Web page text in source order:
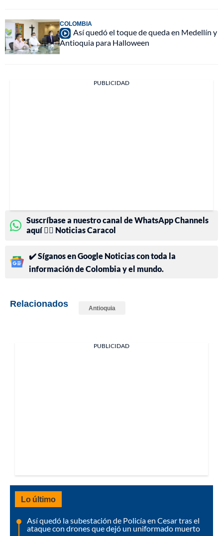
COLOMBIA
Así quedó el toque de queda en Medellín y
Antioquia para Halloween
PUBLICIDAD
Suscríbase a nuestro canal de WhatsApp Channels
aquí 👉🏻 Noticias Caracol
✔️ Síganos en Google Noticias con toda la
información de Colombia y el mundo.
Relacionados Antioquia
PUBLICIDAD
Lo último
Así quedó la subestación de Policía en Cesar tras el
ataque con drones que dejó un uniformado muerto